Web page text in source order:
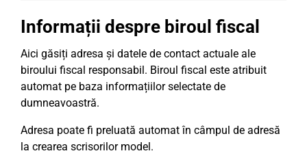
Informații despre biroul fiscal
Aici găsiți adresa și datele de contact actuale ale
biroului fiscal responsabil. Biroul fiscal este atribuit
automat pe baza informațiilor selectate de
dumneavoastră.
Adresa poate fi preluată automat în câmpul de adresă
la crearea scrisorilor model.